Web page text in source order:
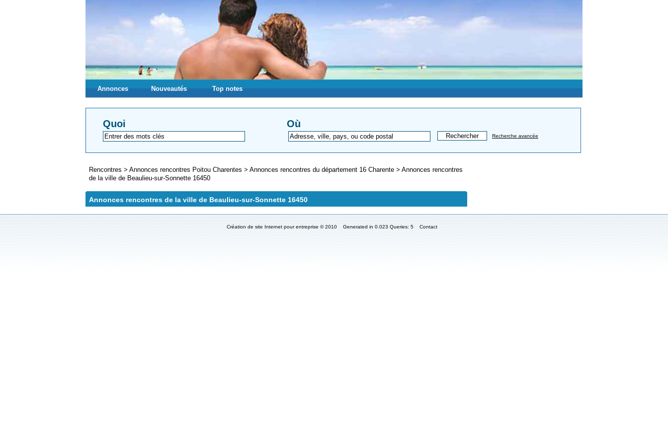
Annonces Nouveautés Top notes
Quoi Où
Recherche avancée
Rencontres > Annonces rencontres Poitou Charentes > Annonces rencontres du département 16 Charente > Annonces rencontres
de la ville de Beaulieu-sur-Sonnette 16450
Annonces rencontres de la ville de Beaulieu-sur-Sonnette 16450
Création de site Internet pour entreprise© 2010 Generated in 0.023 Queries: 5 Contact